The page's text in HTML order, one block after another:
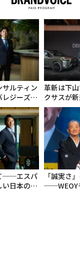
サルティン
ジーズが
ファームの
革新は下
クサスが
た「
──エスパ
い日本のラ
「誠実さ
──WEOY